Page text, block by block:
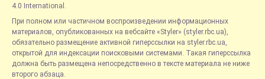
4.0 International.
При полном или частичном воспроизведении информационных
материалов, опубликованных на вебсайте «Styler» (styler.rbc.ua),
обязательно размещение активной гиперссылки на styler.rbc.ua,
открытой для индексации поисковыми системами. Такая гиперссылка
должна быть размещена непосредственно в тексте материала не ниже
второго абзаца.